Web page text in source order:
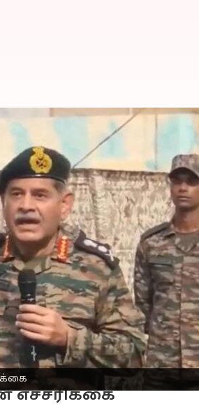
எச்சரிக்கை
அரசால்
அதன் இருப்பு
(அக்டோபர்
போது
இன்னும் தீவிரமான
எச்சரிக்கை